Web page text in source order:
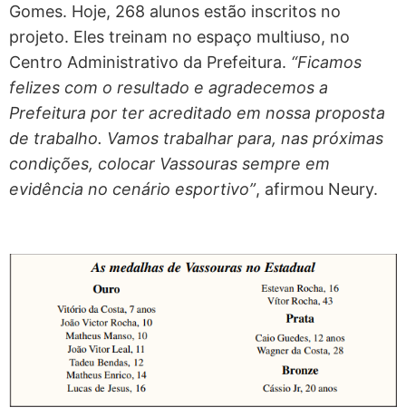
Gomes. Hoje, 268 alunos estão inscritos no
projeto. Eles treinam no espaço multiuso, no
Centro Administrativo da Prefeitura. “Ficamos
felizes com o resultado e agradecemos a
Prefeitura por ter acreditado em nossa proposta
de trabalho. Vamos trabalhar para, nas próximas
condições, colocar Vassouras sempre em
evidência no cenário esportivo”, afirmou Neury.